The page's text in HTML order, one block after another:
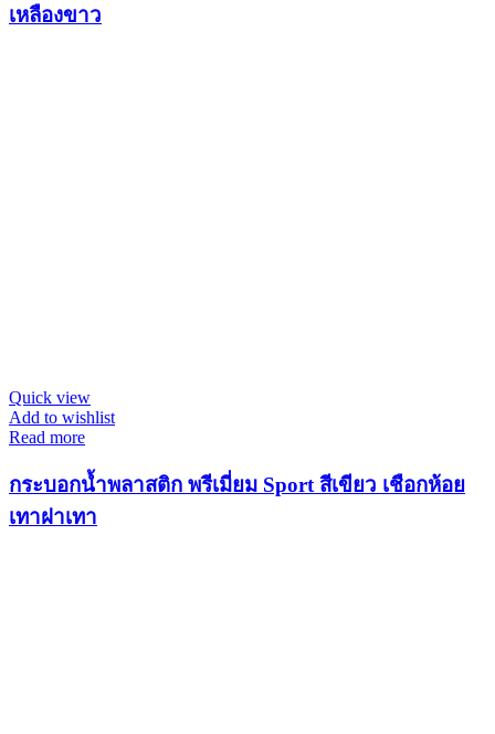
เหลืองขาว
Quick view
Add to wishlist
Read more
กระบอกน้ำพลาสติก พรีเมี่ยม Sport สีเขียว เชือกห้อย
เทาฝาเทา